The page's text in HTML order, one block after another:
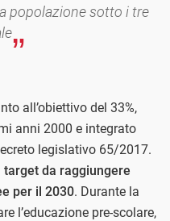
popolazione sotto i tre
all’obiettivo del 33%,
anni 2000 e integrato
legislativo 65/2017.
da raggiungere
per il 2030. Durante la
l’educazione pre-scolare,